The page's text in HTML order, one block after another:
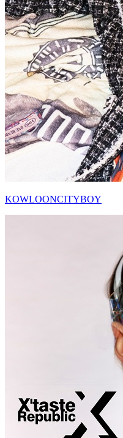
KOWLOONCITYBOY